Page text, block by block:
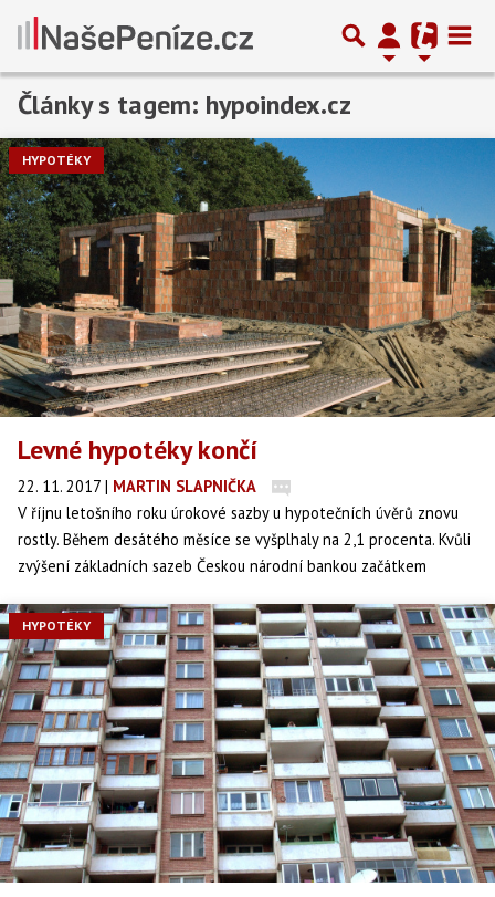
Články s tagem: hypoindex.cz
HYPOTÉKY
Levné hypotéky končí
22. 11. 2017 | MARTIN SLAPNIČKA
V říjnu letošního roku úrokové sazby u hypotečních úvěrů znovu
rostly. Během desátého měsíce se vyšplhaly na 2,1 procenta. Kvůli
zvýšení základních sazeb Českou národní bankou začátkem
porostou.
HYPOTÉKY